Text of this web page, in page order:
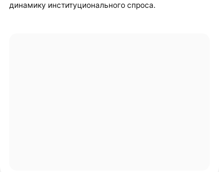
динамику институционального спроса.